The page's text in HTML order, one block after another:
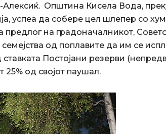
Општина Кисела Вода,
успеа да собере цел шлепер со
предлог на градоначалникот,
од поплавите да им се
Постојани резерви
од својот паушал.